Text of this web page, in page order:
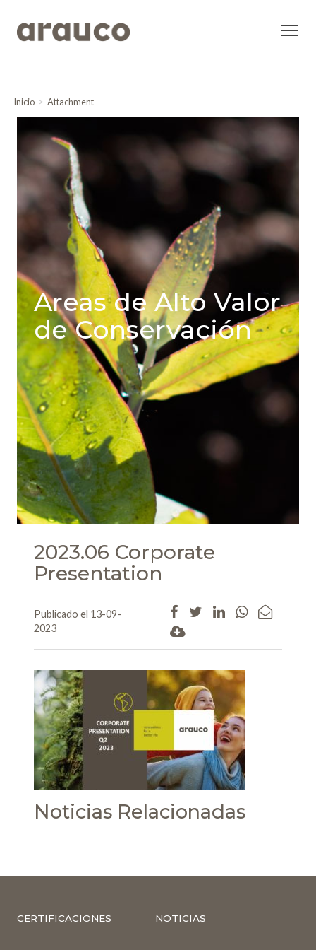
Inicio Attachment
Areas de Alto Valor
de Conservación
2023.06 Corporate
Presentation
Publicado el 13-09-
2023
Noticias Relacionadas
CERTIFICACIONES NOTICIAS